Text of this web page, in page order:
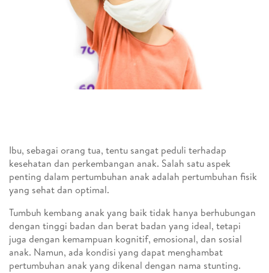
Ibu, sebagai orang tua, tentu sangat peduli terhadap
kesehatan dan perkembangan anak. Salah satu aspek
penting dalam pertumbuhan anak adalah pertumbuhan fisik
yang sehat dan optimal.
Tumbuh kembang anak yang baik tidak hanya berhubungan
dengan tinggi badan dan berat badan yang ideal, tetapi
juga dengan kemampuan kognitif, emosional, dan sosial
anak. Namun, ada kondisi yang dapat menghambat
pertumbuhan anak yang dikenal dengan nama stunting.